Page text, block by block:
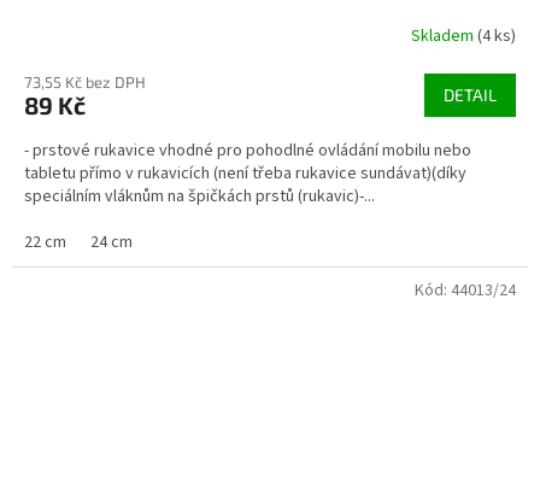
Skladem (4 ks)
73,55 Kč bez DPH
89 Kč DETAIL
- prstové rukavice vhodné pro pohodlné ovládání mobilu nebo
tabletu přímo v rukavicích (není třeba rukavice sundávat)(díky
speciálním vláknům na špičkách prstů (rukavic)-...
22 cm
24 cm
Kód: 44013/24